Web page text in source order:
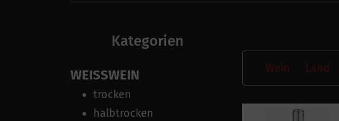
Kategorien
WEISSWEIN
trocken
halbtrocken
Wein Land